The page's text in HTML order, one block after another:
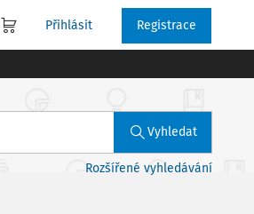
Přihlásit Registrace
Vyhledat
Rozšířené vyhledávání